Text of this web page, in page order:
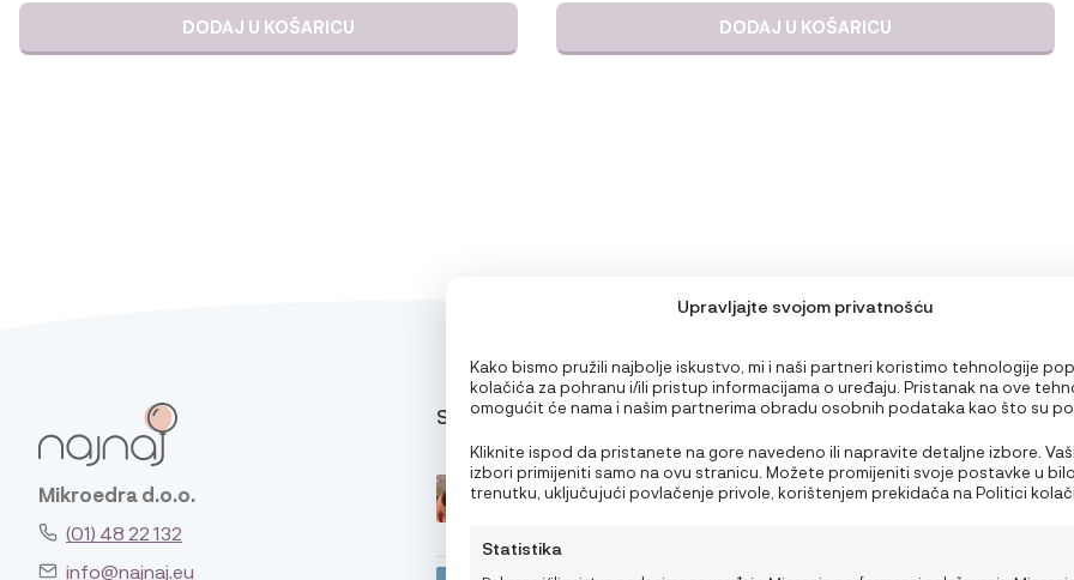
Upravljajte svojom privatnošću
Kako bismo pružili najbolje iskustvo, mi i naši partneri koristimo tehnologije
kolačića za pohranu i/ili pristup informacijama o uređaju. Pristanak na ove
omogućit će nama i našim partnerima obradu osobnih podataka kao što su
oglase. Nepristanak ili povlačenje privole može negativno utjecati na određene
značajke i funkcije.
Kliknite ispod da pristanete na gore navedeno ili napravite detaljne izbore.
izbori primijeniti samo na ovu stranicu. Možete promijeniti svoje postavke u
trenutku, uključujući povlačenje privole, korištenjem prekidača na Politici
Statistika
DODAJ U KOŠARICU DODAJ U KOŠARICU
Mikroedra d.o.o.
(01) 48 22 132
info@najnaj.eu
SAVJETI
Što ponijeti bebi za
obrok na plaži ili izletu?
Nutricionistica donosi 3
PODRŠKA
Moj račun